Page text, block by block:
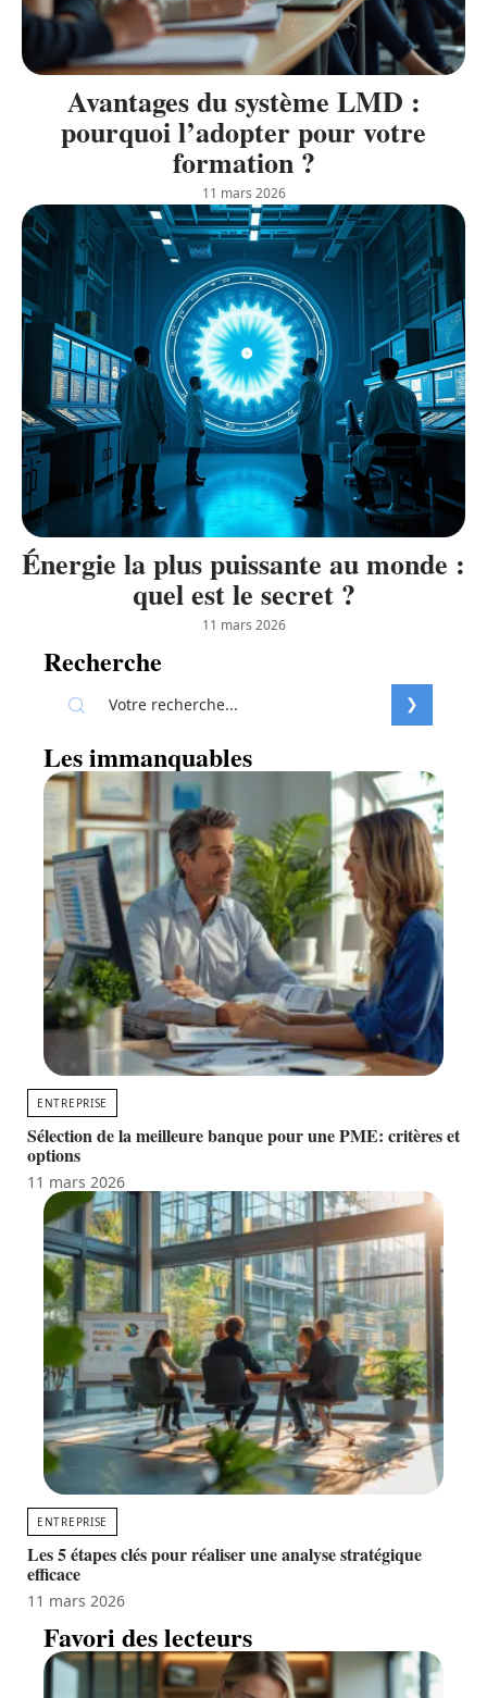
Avantages du système LMD :
pourquoi l’adopter pour votre
formation ?
11 mars 2026
Énergie la plus puissante au monde :
quel est le secret ?
11 mars 2026
Recherche
Les immanquables
ENTREPRISE
Sélection de la meilleure banque pour une PME: critères et
options
11 mars 2026
ENTREPRISE
Les 5 étapes clés pour réaliser une analyse stratégique
efficace
11 mars 2026
Favori des lecteurs